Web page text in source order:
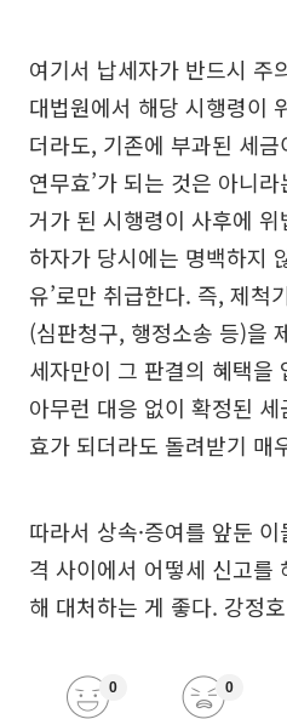
여기서 납세자가 반드시 주
대법원에서 해당 시행령이
더라도, 기존에 부과된 세
연무효’가 되는 것은 아니
거가 된 시행령이 사후에
하자가 당시에는 명백하지
유’로만 취급한다. 즉, 제척
(심판청구, 행정소송 등)을
세자만이 그 판결의 혜택을
아무런 대응 없이 확정된
효가 되더라도 돌려받기 매
따라서 상속·증여를 앞둔
격 사이에서 어떻세 신고를
해 대처하는 게 좋다. 강정
0 0